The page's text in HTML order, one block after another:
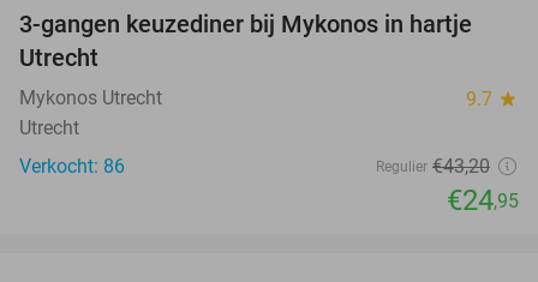
42%
3-gangen keuzediner bij Mykonos in hartje
Utrecht
Mykonos Utrecht 9.7 star
Utrecht
Verkocht: 86
Regulier €43,20
€24,95